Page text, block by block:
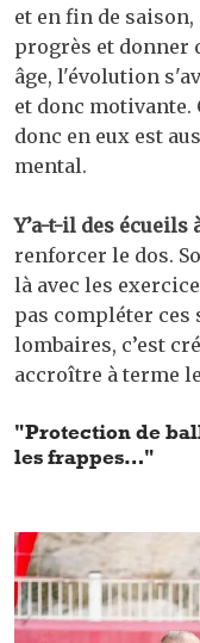
et en fin de
progrès et donner
âge, l'évolution
et donc motivante.
donc en eux est
mental.
Y’a-t-il des écueils
renforcer le dos.
là avec les
pas compléter ces
lombaires, c’est
accroître à terme
"Protection de
les frappes…"